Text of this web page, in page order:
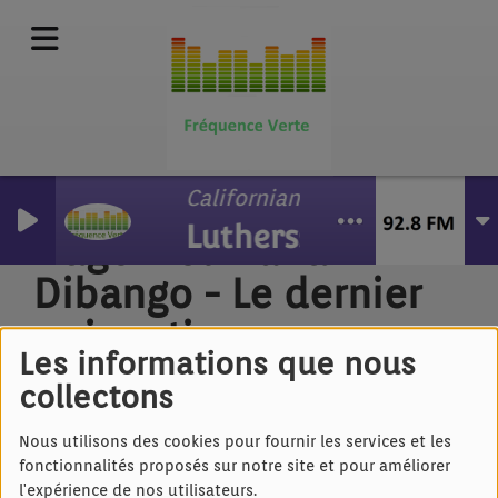
Les informations que nous
collectons
Nous utilisons des cookies pour fournir les services et les
fonctionnalités proposés sur notre site et pour améliorer
l'expérience de nos utilisateurs.
Californian Danger Woman
Luthersson
Hugo F et Manu
Dibango - Le dernier
qui sortira